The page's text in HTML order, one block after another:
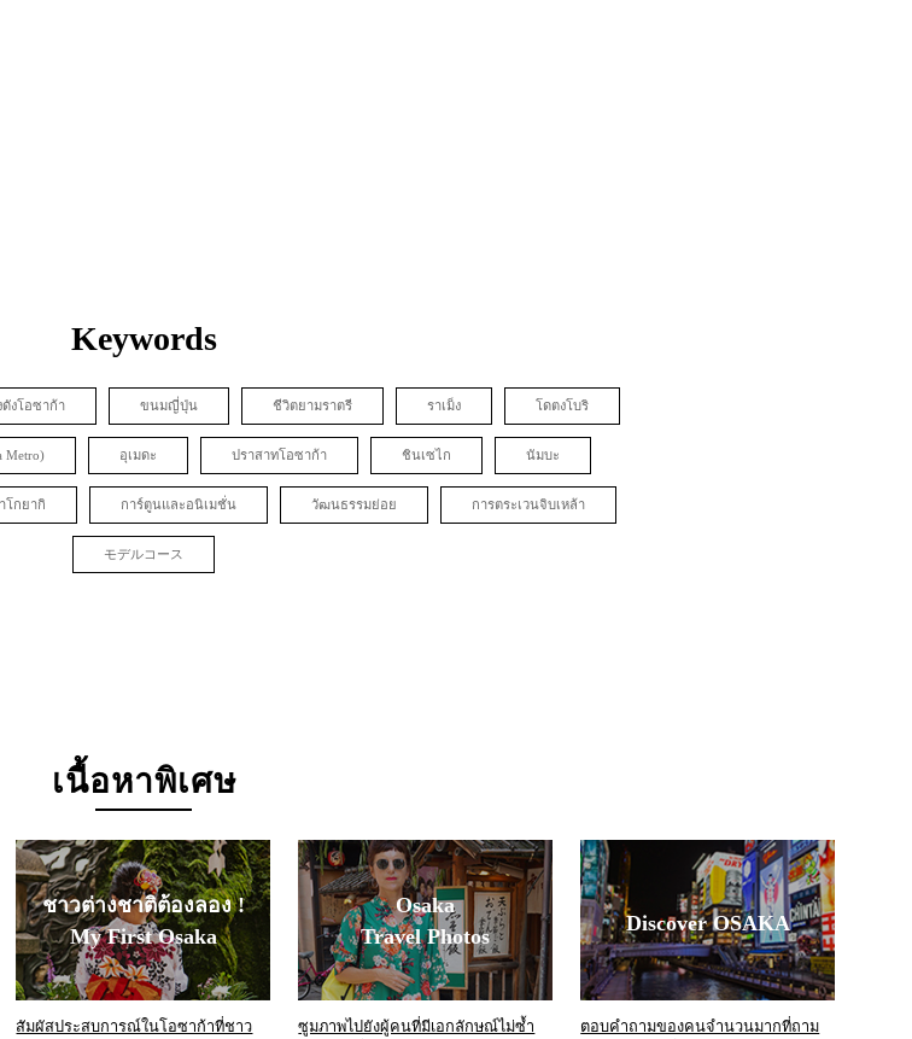
Keywords
งโอซาก้า ขนมญี่ปุ่น ชีวิตยามราตรี ราเม็ง โดตงโบริ
Metro) อุเมดะ ปราสาทโอซาก้า ชินเซไก นัมบะ
โกยากิ การ์ตูนและอนิเมชั่น วัฒนธรรมย่อย การตระเวนจิบเหล้า
モデルコース
เนื้อหาพิเศษ
ชาวต่างชาติต้องลอง !
My First Osaka
สัมผัสประสบการณ์ในโอซาก้าที่ชาว
Osaka
Travel Photos
ซูมภาพไปยังผู้คนที่มีเอกลักษณ์ไม่ซ้ำ
Discover OSAKA
ตอบคำถามของคนจำนวนมากที่ถาม